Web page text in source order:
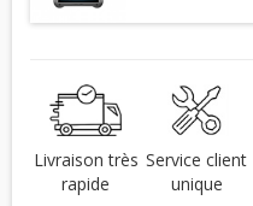
Livraison très
rapide
Service client
unique